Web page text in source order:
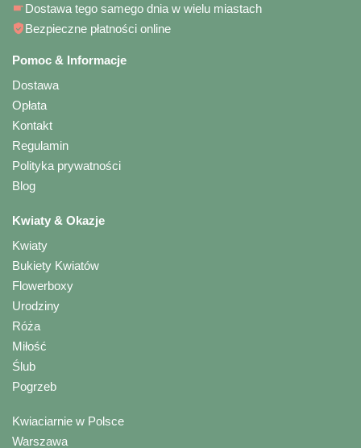
Dostawa tego samego dnia w wielu miastach
Bezpieczne płatności online
Pomoc & Informacje
Dostawa
Opłata
Kontakt
Regulamin
Polityka prywatności
Blog
Kwiaty & Okazje
Kwiaty
Bukiety Kwiatów
Flowerboxy
Urodziny
Róża
Miłość
Ślub
Pogrzeb
Kwiaciarnie w Polsce
Warszawa